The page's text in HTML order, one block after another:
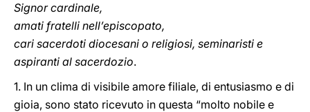
Signor cardinale,
amati fratelli nell’episcopato,
cari sacerdoti diocesani o religiosi, seminaristi e
aspiranti al sacerdozio.
1. In un clima di visibile amore filiale, di entusiasmo e di
gioia, sono stato ricevuto in questa “molto nobile e